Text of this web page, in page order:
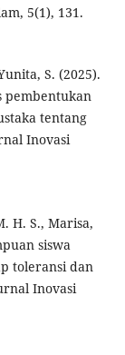
5(1), 131.
S. (2025).
pembentukan
tentang
Inovasi
H. S., Marisa,
siswa
toleransi dan
Inovasi